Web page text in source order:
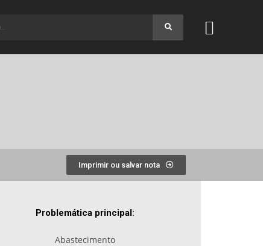
Imprimir ou salvar nota
Problemática principal:
Abastecimento